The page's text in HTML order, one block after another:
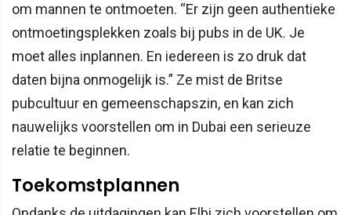
om mannen te ontmoeten. “Er zijn geen authentieke
ontmoetingsplekken zoals bij pubs in de UK. Je
moet alles inplannen. En iedereen is zo druk dat
daten bijna onmogelijk is.” Ze mist de Britse
pubcultuur en gemeenschapszin, en kan zich
nauwelijks voorstellen om in Dubai een serieuze
relatie te beginnen.
Toekomstplannen